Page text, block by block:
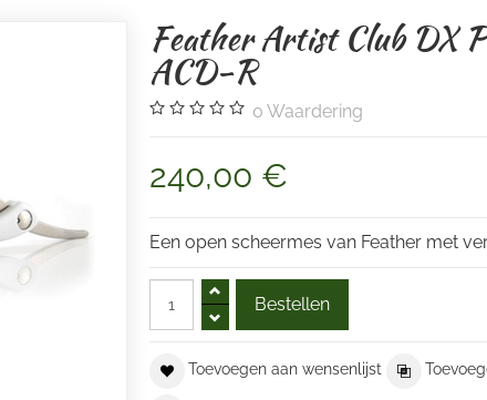
Feather Artist Club DX
ACD-R
0 Waardering
240,00 €
Een open scheermes van Feather met
Toevoegen aan wensenlijst